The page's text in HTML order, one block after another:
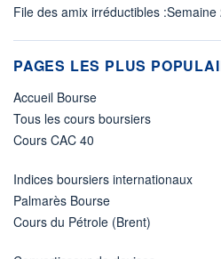
File des amix irréductibles
PAGES LES PLUS
Accueil Bourse
Tous les cours boursiers
Cours CAC 40
Indices boursiers internationaux
Palmarès Bourse
Cours du Pétrole (Brent)